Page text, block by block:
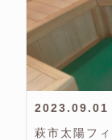
2023.09.01
萩市太陽フ